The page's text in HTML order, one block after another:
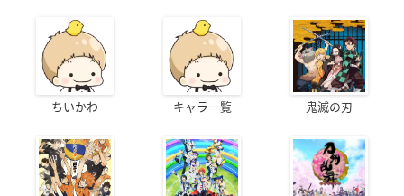
ちいかわ キャラ一覧 鬼滅の刃